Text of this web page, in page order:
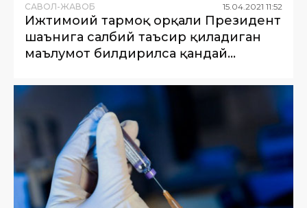
САВОЛ-ЖАВОБ 15 04 2021 11:52
Ижтимоий тармоқ орқали Президент
шаънига салбий таъсир қиладиган
маълумот билдирилса қандай